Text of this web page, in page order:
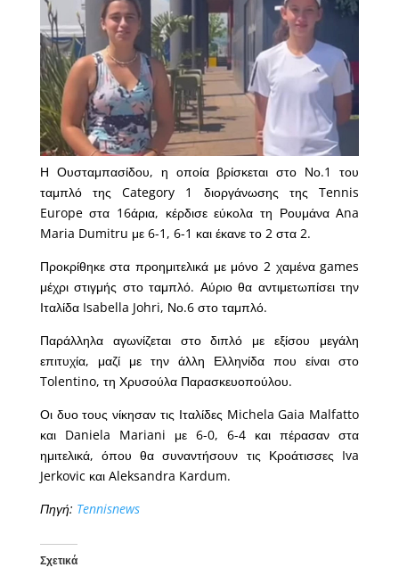
Η Ουσταμπασίδου, η οποία βρίσκεται στο Νο.1 του
ταμπλό της Category 1 διοργάνωσης της Tennis
Europe στα 16άρια, κέρδισε εύκολα τη Ρουμάνα Ana
Maria Dumitru με 6-1, 6-1 και έκανε το 2 στα 2.
Προκρίθηκε στα προημιτελικά με μόνο 2 χαμένα games
μέχρι στιγμής στο ταμπλό. Αύριο θα αντιμετωπίσει την
Ιταλίδα Isabella Johri, Νο.6 στο ταμπλό.
Παράλληλα αγωνίζεται στο διπλό με εξίσου μεγάλη
επιτυχία, μαζί με την άλλη Ελληνίδα που είναι στο
Tolentino, τη Χρυσούλα Παρασκευοπούλου.
Οι δυο τους νίκησαν τις Ιταλίδες Michela Gaia Malfatto
και Daniela Mariani με 6-0, 6-4 και πέρασαν στα
ημιτελικά, όπου θα συναντήσουν τις Κροάτισσες Iva
Jerkovic και Aleksandra Kardum.
Πηγή: Tennisnews
Σχετικά